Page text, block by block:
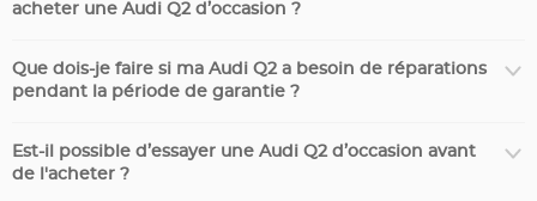
acheter une Audi Q2 d’occasion ?
Que dois-je faire si ma Audi Q2 a besoin de réparations
pendant la période de garantie ?
Est-il possible d’essayer une Audi Q2 d’occasion avant
de l'acheter ?